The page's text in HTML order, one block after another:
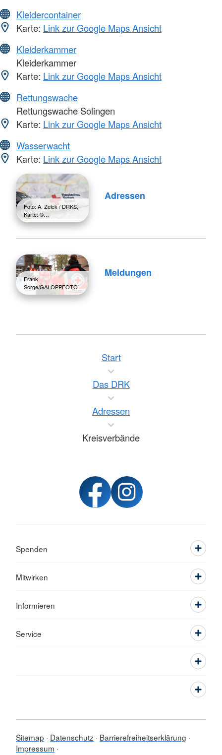
Kleidercontainer
Karte: Link zur Google Maps Ansicht
Kleiderkammer
Kleiderkammer
Karte: Link zur Google Maps Ansicht
Rettungswache
Rettungswache Solingen
Karte: Link zur Google Maps Ansicht
Wasserwacht
Karte: Link zur Google Maps Ansicht
Foto: A. Zelck / DRKS,
Karte: ©…
Adressen
Frank
Sorge/GALOPPFOTO
Meldungen
Start
Das DRK
Adressen
Kreisverbände
Spenden
Mitwirken
Informieren
Service
Sitemap Datenschutz
Barrierefreiheitserklärung
Impressum